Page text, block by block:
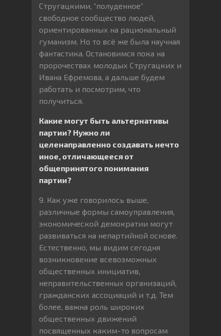
Стругацкими, “полуденное”
свободное сообщество людей,
ориентированных на рациональный
гуманизм. Но то всё же была научная
фантастика. Остановимся пока на
пророчествах молодых Стругацких и
Ивана Ефремова, а дальше будем
работать и посмотрим, что
получиться.
Какие могут быть альтернативы
партии? Нужно ли
целенаправленно создавать нечто
иное, отличающееся от
общепринятого понимания
партии?
9. Как уже говорилось выше,
различные формы самоуправления,
экономической демократии могут
развиваться на непартийной основе.
Естественно, мы видим сегодня
возникновение всевозможных
общественных инициатив,
неправительственных организаций,
гражданских ассоциаций и т.д. Тем
более, важна роль широких
общественных движений
посвященных каким-то вопросам